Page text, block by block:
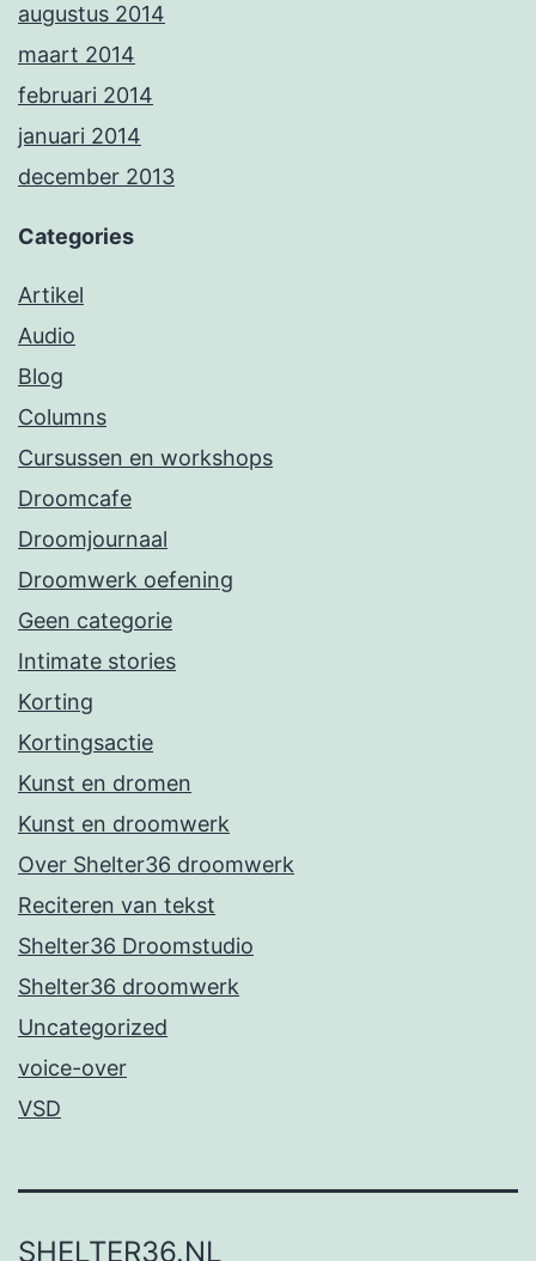
augustus 2014
maart 2014
februari 2014
januari 2014
december 2013
Categories
Artikel
Audio
Blog
Columns
Cursussen en workshops
Droomcafe
Droomjournaal
Droomwerk oefening
Geen categorie
Intimate stories
Korting
Kortingsactie
Kunst en dromen
Kunst en droomwerk
Over Shelter36 droomwerk
Reciteren van tekst
Shelter36 Droomstudio
Shelter36 droomwerk
Uncategorized
voice-over
VSD
SHELTER36.NL